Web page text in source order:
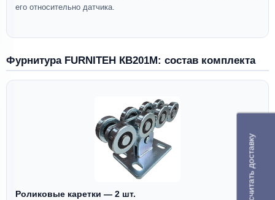
его относительно датчика.
Фурнитура FURNITEH КВ201M: состав комплекта
Роликовые каретки — 2 шт. Рассчитать доставку